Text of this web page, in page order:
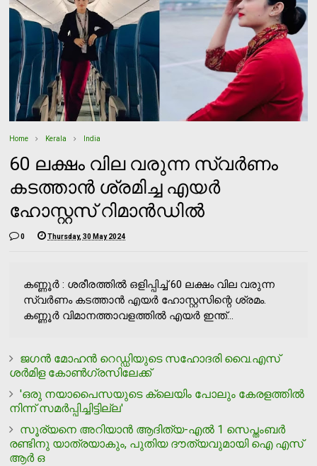
Home Kerala India
60 ലക്ഷം വില വരുന്ന സ്വര്‍ണം
കടത്താന്‍ ശ്രമിച്ച എയര്‍
ഹോസ്റ്റസ് റിമാന്‍ഡില്‍
0 Thursday, 30 May 2024
കണ്ണൂര്‍ : ശരീരത്തില്‍ ഒളിപ്പിച്ച് 60 ലക്ഷം വില വരുന്ന
സ്വര്‍ണം കടത്താന്‍ എയര്‍ ഹോസ്റ്റസിന്റെ ശ്രമം.
കണ്ണൂര്‍ വിമാനത്താവളത്തില്‍ എയര്‍ ഇന്ത്...
ജഗന്‍ മോഹന്‍ റെഡ്ഡിയുടെ സഹോദരി വൈ.എസ്
ശര്‍മിള കോണ്‍ഗ്രസിലേക്ക്
'ഒരു നയാപൈസയുടെ ക്ലെയിം പോലും കേരളത്തില്‍
നിന്ന് സമര്‍പ്പിച്ചിട്ടില്ല'
സൂര്യനെ അറിയാന്‍ ആദിത്യ-എല്‍ 1 സെപ്തംബര്‍
രണ്ടിനു യാത്രയാകും, പുതിയ ദൗത്യവുമായി ഐ എസ്
ആര്‍ ഒ